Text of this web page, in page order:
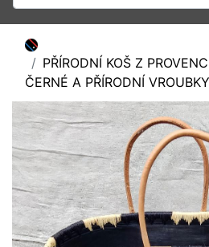
PŘÍRODNÍ KOŠ Z
ČERNÉ A PŘÍRODNÍ VROUBKY